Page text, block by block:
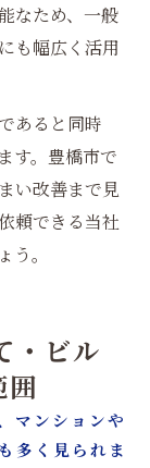
なため、一般
も幅広く活用
あると同時
す。豊橋市で
い改善まで見
頼できる当社
。
・ビル
囲
マンションや
多く見られま